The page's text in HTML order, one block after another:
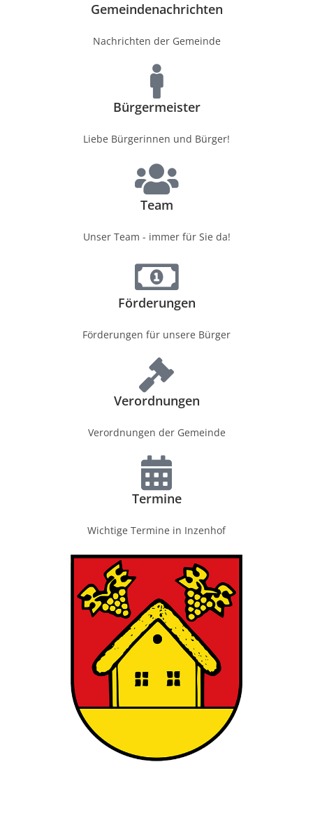
Gemeindenachrichten
Nachrichten der Gemeinde
Bürgermeister
Liebe Bürgerinnen und Bürger!
Team
Unser Team - immer für Sie da!
Förderungen
Förderungen für unsere Bürger
Verordnungen
Verordnungen der Gemeinde
Termine
Wichtige Termine in Inzenhof